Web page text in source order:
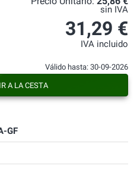
GF
sin IVA
31,29 €
IVA incluido
Válido hasta: 30-09-2026
A LA CESTA